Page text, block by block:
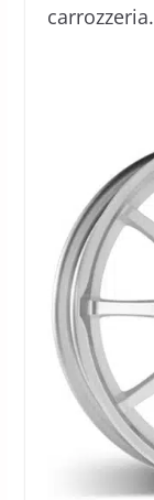
carrozzeria.